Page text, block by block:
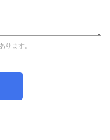
ます。